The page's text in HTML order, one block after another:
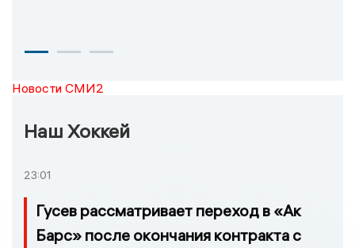
Новости СМИ2
Наш Хоккей
23:01
Гусев рассматривает переход в «Ак
Барс» после окончания контракта с